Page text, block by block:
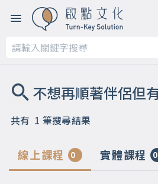
共有 1 筆搜尋結果
線上課程 0 實體課程 0